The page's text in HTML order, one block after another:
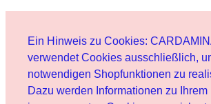
Ein Hinweis zu Cookies:
verwendet Cookies ausschließlich,
notwendigen Shopfunktionen zu
Dazu werden Informationen zu Ihrem
Benutzer